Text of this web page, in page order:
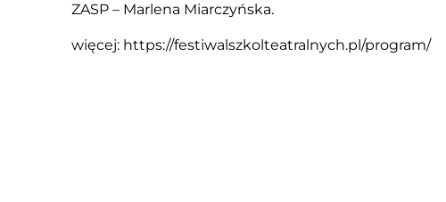
ZASP – Marlena Miarczyńska.
więcej: https://festiwalszkolteatralnych.pl/program/